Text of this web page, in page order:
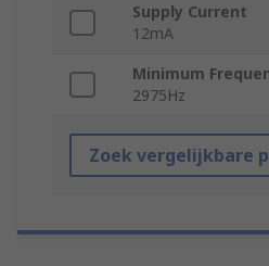
Supply Current
12mA
Minimum
2975Hz
Zoek vergelijkbare